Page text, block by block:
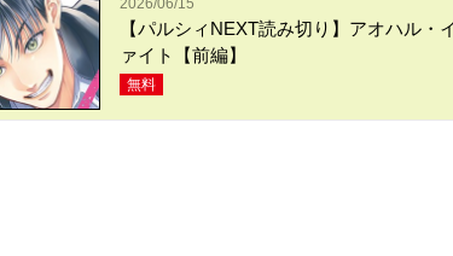
2026/06/15
【パルシィNEXT読み切り】アオハル・
ァイト【前編】
無料